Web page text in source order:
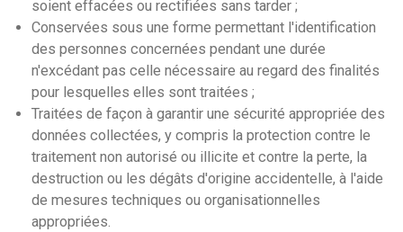
soient effacées ou rectifiées sans tarder ;
Conservées sous une forme permettant l'identification
des personnes concernées pendant une durée
n'excédant pas celle nécessaire au regard des finalités
pour lesquelles elles sont traitées ;
Traitées de façon à garantir une sécurité appropriée des
données collectées, y compris la protection contre le
traitement non autorisé ou illicite et contre la perte, la
destruction ou les dégâts d'origine accidentelle, à l'aide
de mesures techniques ou organisationnelles
appropriées.